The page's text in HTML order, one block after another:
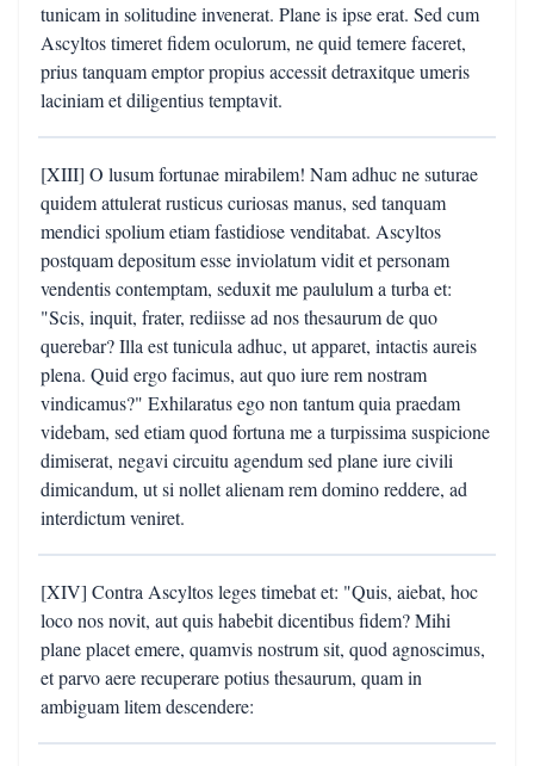
tunicam in solitudine invenerat. Plane is ipse erat. Sed cum
Ascyltos timeret fidem oculorum, ne quid temere faceret,
prius tanquam emptor propius accessit detraxitque umeris
laciniam et diligentius temptavit.
[XIII] O lusum fortunae mirabilem! Nam adhuc ne suturae
quidem attulerat rusticus curiosas manus, sed tanquam
mendici spolium etiam fastidiose venditabat. Ascyltos
postquam depositum esse inviolatum vidit et personam
vendentis contemptam, seduxit me paululum a turba et:
"Scis, inquit, frater, rediisse ad nos thesaurum de quo
querebar? Illa est tunicula adhuc, ut apparet, intactis aureis
plena. Quid ergo facimus, aut quo iure rem nostram
vindicamus?" Exhilaratus ego non tantum quia praedam
videbam, sed etiam quod fortuna me a turpissima suspicione
dimiserat, negavi circuitu agendum sed plane iure civili
dimicandum, ut si nollet alienam rem domino reddere, ad
interdictum veniret.
[XIV] Contra Ascyltos leges timebat et: "Quis, aiebat, hoc
loco nos novit, aut quis habebit dicentibus fidem? Mihi
plane placet emere, quamvis nostrum sit, quod agnoscimus,
et parvo aere recuperare potius thesaurum, quam in
ambiguam litem descendere: